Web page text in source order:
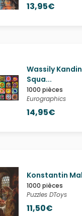
13,95€
Wassily
Squa...
1000 pièces
Eurographics
14,95€
Konstantin
1000 pièces
Puzzles DToys
11,50€